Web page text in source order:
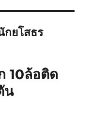
กยโสธร
10ล้อติด
น